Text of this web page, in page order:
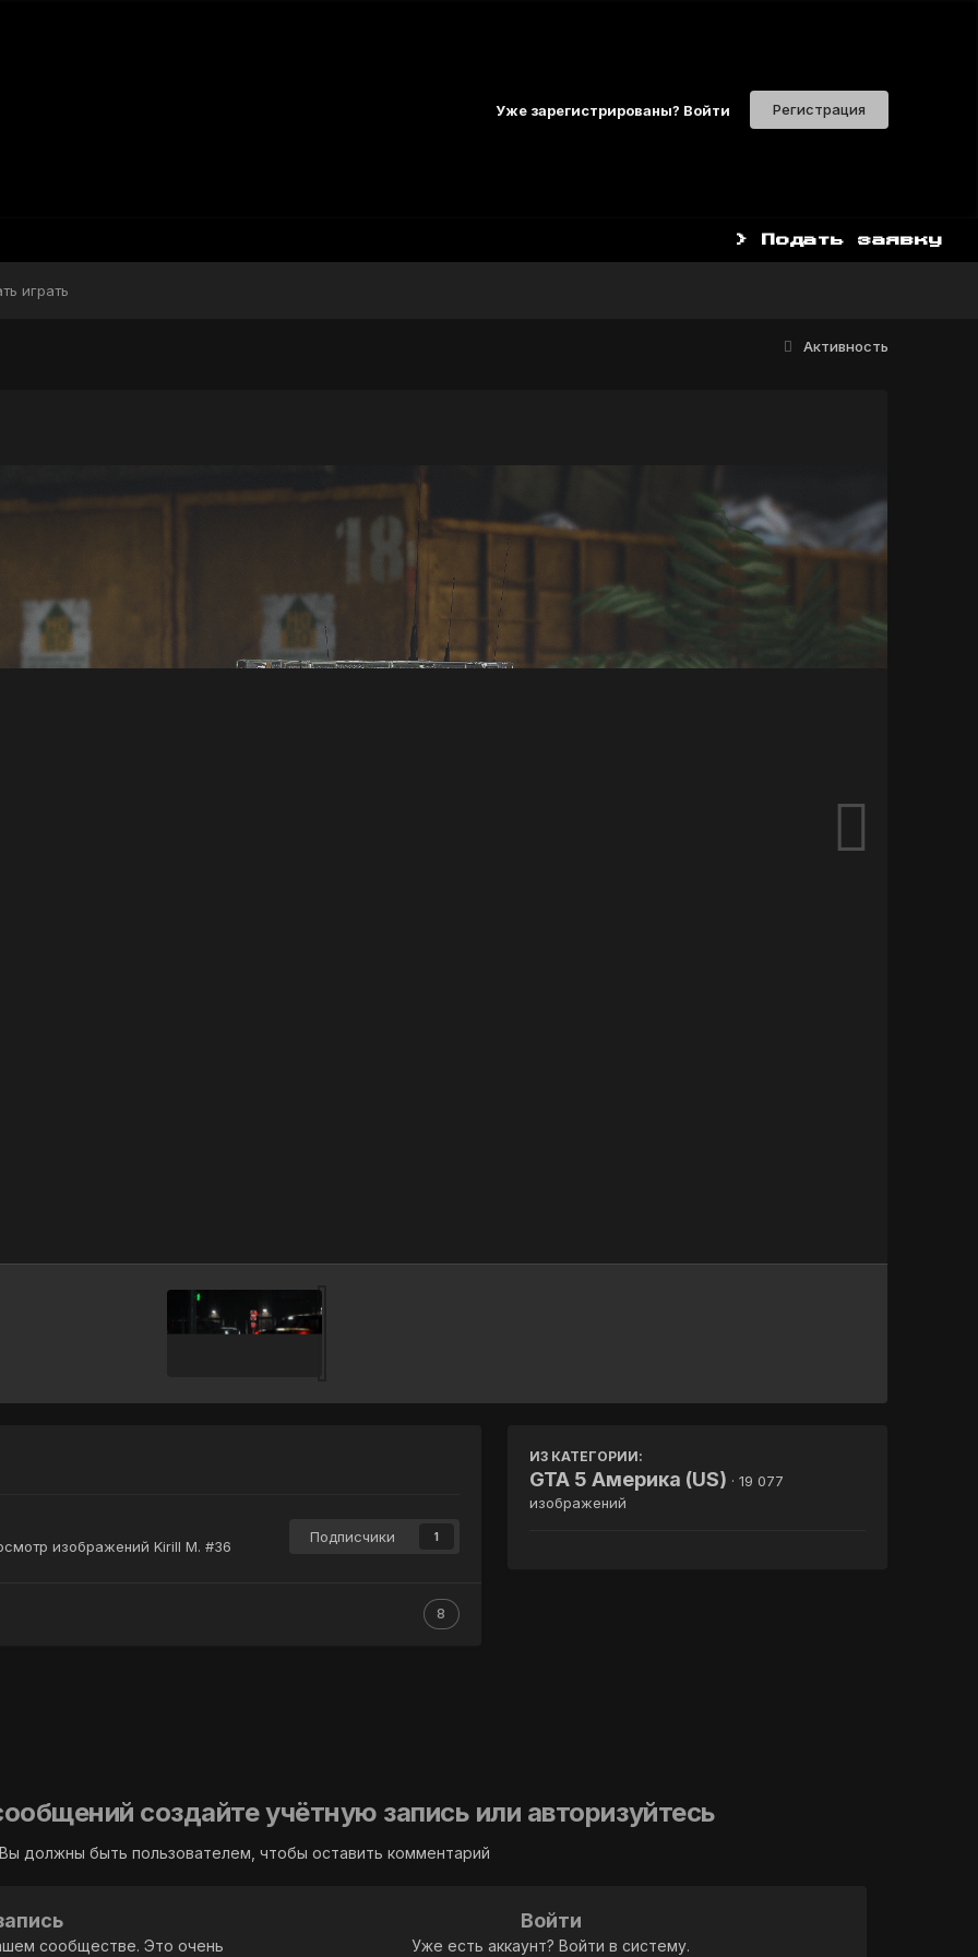
Уже зарегистрированы? Войти Регистрация
> Подать заявку
играть
Активность
изображений Kirill M. #36
Подписчики 1
8
ИЗ КАТЕГОРИИ:
GTA 5 Америка (US) · 19 077
изображений
создайте учётную запись или авторизуйтесь
Вы должны быть пользователем, чтобы оставить комментарий
сообществе. Это очень
Войти
Уже есть аккаунт? Войти в систему.